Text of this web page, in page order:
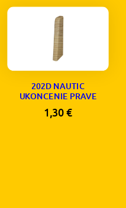
202D NAUTIC
UKONCENIE PRAVE
1,30€